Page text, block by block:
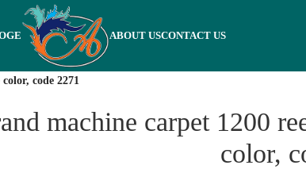
ABOUT USCONTACT US
code 2271
machine carpet 1200
color,